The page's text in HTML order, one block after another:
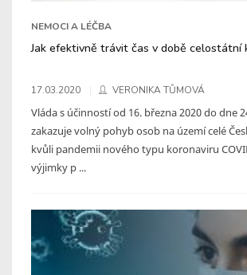
NEMOCI A LÉČBA
Jak efektivně trávit čas v době celostátní
17.03.2020 VERONIKA TŮMOVÁ
Vláda s účinností od 16. března 2020 do dne
zakazuje volný pohyb osob na území celé
kvůli pandemii nového typu koronaviru
výjimky p ...